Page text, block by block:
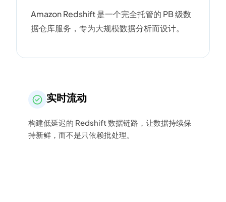
Amazon Redshift 是一个完全托管的 PB 级数
据仓库服务，专为大规模数据分析而设计。
实时流动
构建低延迟的 Redshift 数据链路，让数据持续保
持新鲜，而不是只依赖批处理。